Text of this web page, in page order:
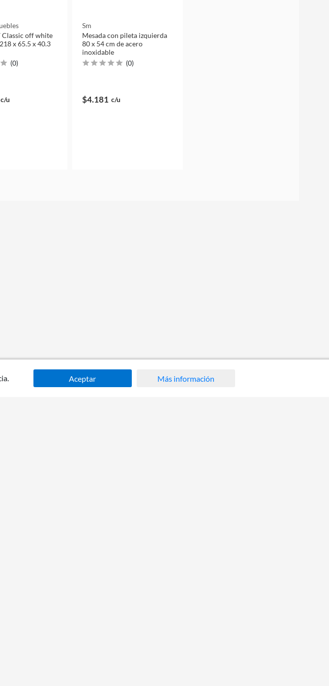
Classic off white
x 65.5 x 40.3
(0)
c/u
Sm
Mesada con pileta izquierda
80 x 54 cm de acero
inoxidable
(0)
$4.181 c/u
Aceptar Más información